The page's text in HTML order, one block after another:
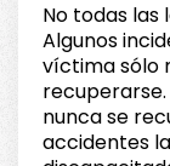
No todas las
Algunos
víctima sólo
nunca se
accidentes